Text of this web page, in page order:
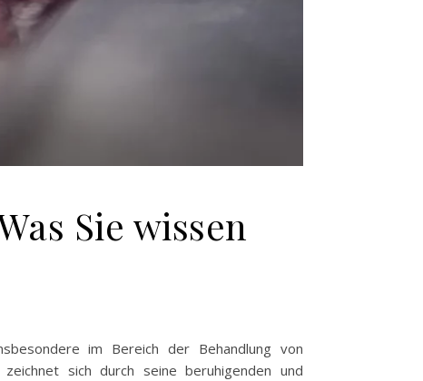
Sie wissen
im Bereich der Behandlung von
sich durch seine beruhigenden und